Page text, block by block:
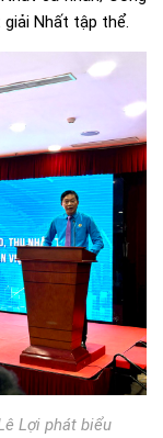
Nhất tập thể.
Lợi phát biểu